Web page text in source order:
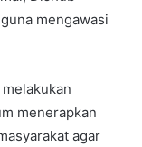
mengawasi
menerapkan
agar